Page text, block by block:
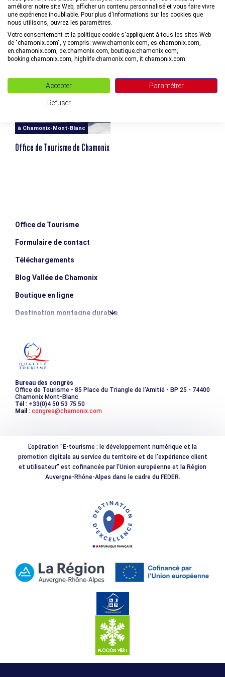
INFORMATIONS LIÉES
à Chamonix-Mont-Blanc
Office de Tourisme de Chamonix
Office de Tourisme
Formulaire de contact
Téléchargements
Blog Vallée de Chamonix
Boutique en ligne
Destination montagne durable
Photothèque
Bureau des congrès
Office de Tourisme - 85 Place du Triangle de l'Amitié - BP 25 - 74400
Chamonix Mont-Blanc
Tél : +33(0)4 50 53 75 50
Mail : congres@chamonix.com
L'opération "E-tourisme : le développement numérique et la
promotion digitale au service du territoire et de l'expérience client
et utilisateur" est cofinancée par l'Union européenne et la Région
Auvergne-Rhône-Alpes dans le cadre du FEDER.
améliorer notre site Web, afficher un contenu personnalisé et vous faire vivre
une expérience inoubliable. Pour plus d'informations sur les cookies que
nous utilisons, ouvrez les paramètres.
Votre consentement et la politique cookie s'appliquent à tous les sites Web
de "chamonix.com", y compris: www.chamonix.com, es.chamonix.com,
en.chamonix.com, de.chamonix.com, boutique.chamonix.com,
booking.chamonix.com, highlife.chamonix.com, it.chamonix.com.
Accepter Paramétrer
Refuser